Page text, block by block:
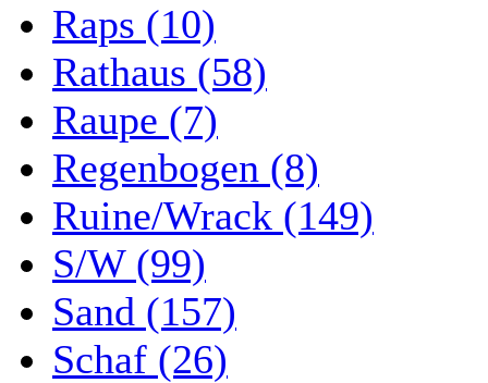
Raps (10)
Rathaus (58)
Raupe (7)
Regenbogen (8)
Ruine/Wrack (149)
S/W (99)
Sand (157)
Schaf (26)